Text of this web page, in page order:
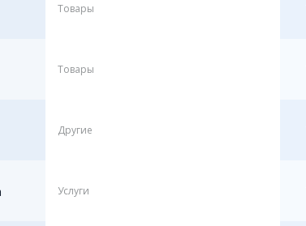
Товары
Товары
Другие
Услуги